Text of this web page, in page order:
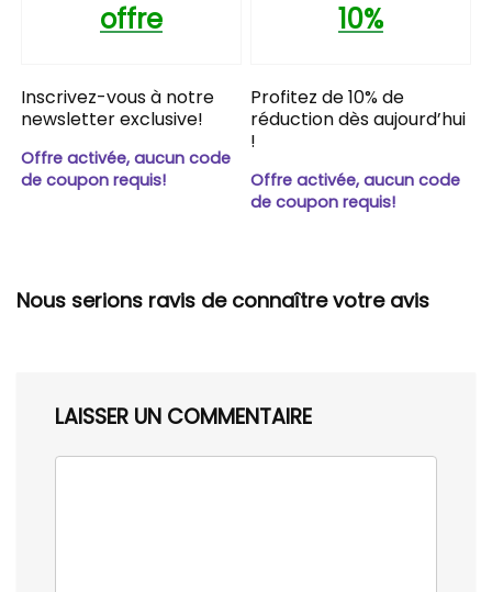
offre
Inscrivez-vous à notre
newsletter exclusive!
Offre activée, aucun code
de coupon requis!
10%
Profitez de 10% de
réduction dès aujourd’hui
!
Offre activée, aucun code
de coupon requis!
Nous serions ravis de connaître votre avis
LAISSER UN COMMENTAIRE